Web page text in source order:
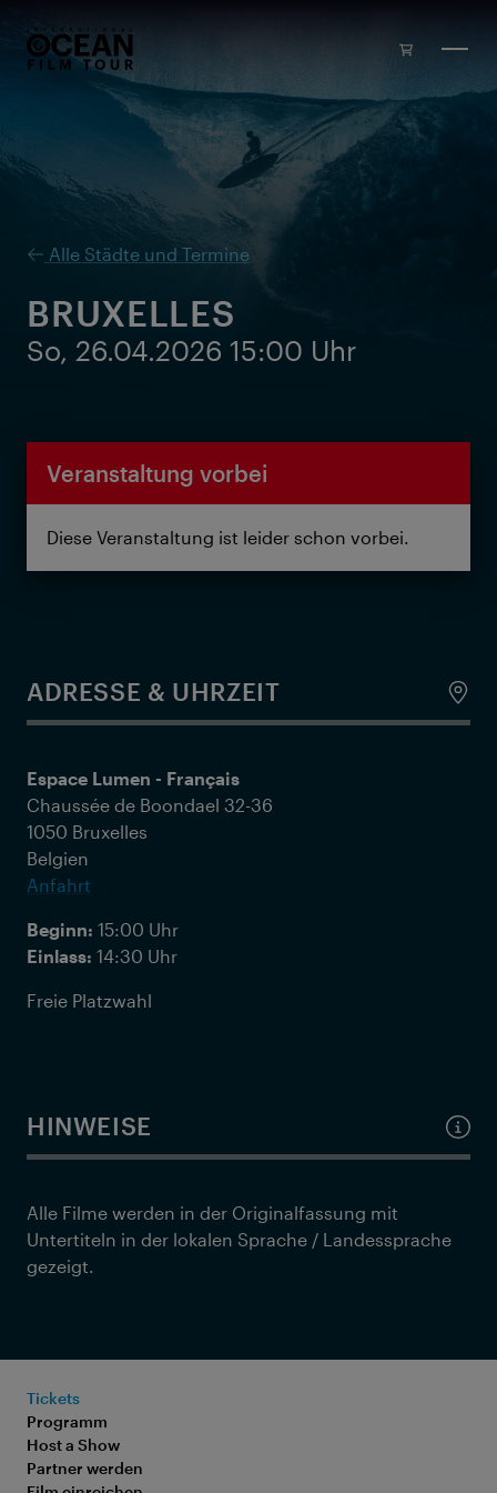
Alle Städte und Termine
BRUXELLES
So, 26.04.2026 15:00 Uhr
Veranstaltung vorbei
Diese Veranstaltung ist leider schon vorbei.
ADRESSE & UHRZEIT
Espace Lumen - Français
Chaussée de Boondael 32-36
1050 Bruxelles
Belgien
Anfahrt
Beginn: 15:00 Uhr
Einlass: 14:30 Uhr
Freie Platzwahl
HINWEISE
Alle Filme werden in der Originalfassung mit
Untertiteln in der lokalen Sprache / Landessprache
gezeigt.
Tickets
Programm
Host a Show
Partner werden